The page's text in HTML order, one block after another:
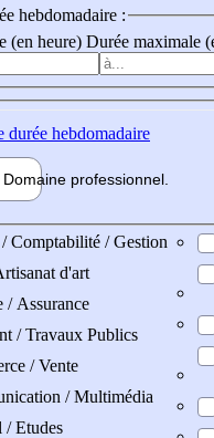
hebdomadaire :
(en heure) Durée maximale
hebdomadaire
Domaine professionnel
Comptabilité / Gestion
d'art
/ Assurance
/ Travaux Publics
/ Vente
/ Multimédia
/ Etudes